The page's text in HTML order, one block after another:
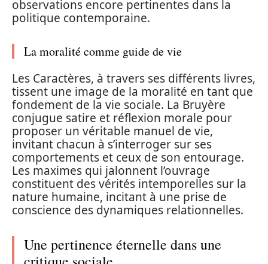
observations encore pertinentes dans la
politique contemporaine.
La moralité comme guide de vie
Les Caractères, à travers ses différents livres,
tissent une image de la moralité en tant que
fondement de la vie sociale. La Bruyère
conjugue satire et réflexion morale pour
proposer un véritable manuel de vie,
invitant chacun à s’interroger sur ses
comportements et ceux de son entourage.
Les maximes qui jalonnent l’ouvrage
constituent des vérités intemporelles sur la
nature humaine, incitant à une prise de
conscience des dynamiques relationnelles.
Une pertinence éternelle dans une